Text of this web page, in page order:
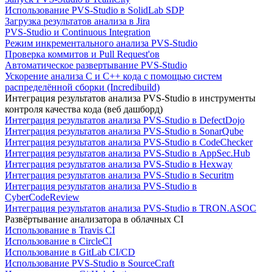
Использование PVS-Studio в SolidLab SDP
Загрузка результатов анализа в Jira
PVS-Studio и Continuous Integration
Режим инкрементального анализа PVS-Studio
Проверка коммитов и Pull Request'ов
Автоматическое развертывание PVS-Studio
Ускорение анализа C и C++ кода с помощью систем
распределённой сборки (Incredibuild)
Интеграция результатов анализа PVS-Studio в инструменты
контроля качества кода (веб дашборд)
Интеграция результатов анализа PVS-Studio в DefectDojo
Интеграция результатов анализа PVS-Studio в SonarQube
Интеграция результатов анализа PVS-Studio в CodeChecker
Интеграция результатов анализа PVS-Studio в AppSec.Hub
Интеграция результатов анализа PVS-Studio в Hexway
Интеграция результатов анализа PVS-Studio в Securitm
Интеграция результатов анализа PVS-Studio в
CyberCodeReview
Интеграция результатов анализа PVS-Studio в TRON.ASOC
Развёртывание анализатора в облачных CI
Использование в Travis CI
Использование в CircleCI
Использование в GitLab CI/CD
Использование PVS-Studio в SourceCraft